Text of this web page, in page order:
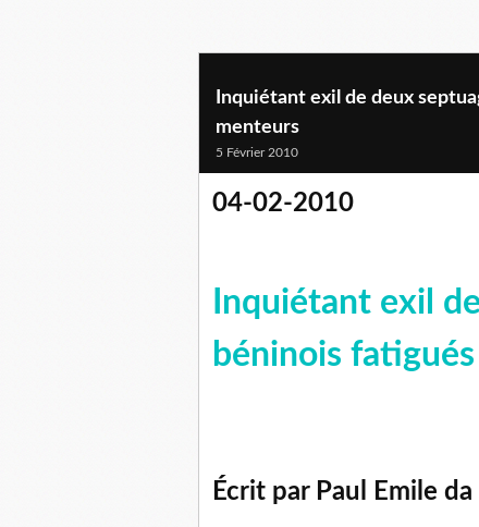
Inquiétant exil de deux
menteurs
5 Février 2010
04-02-2010
Inquiétant exil
béninois
Écrit par Paul Emile da